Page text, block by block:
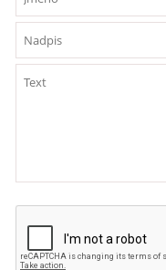
VZDĚLÁVACÍ BLOK
VÝTVARNÉ TECHNIKY
VÝTVARNÉ POMŮCKY